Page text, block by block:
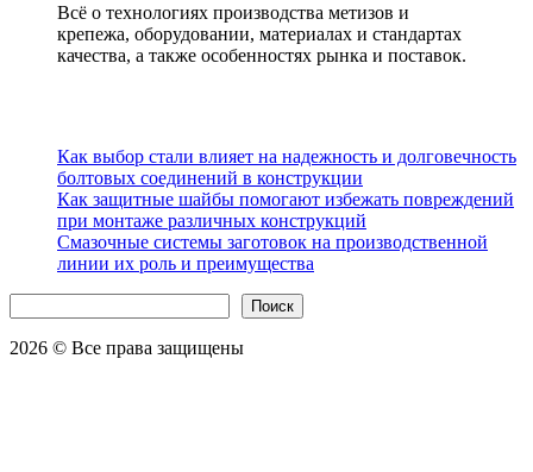
Всё о технологиях производства метизов и
крепежа, оборудовании, материалах и стандартах
качества, а также особенностях рынка и поставок.
Как выбор стали влияет на надежность и долговечность
болтовых соединений в конструкции
Как защитные шайбы помогают избежать повреждений
при монтаже различных конструкций
Смазочные системы заготовок на производственной
линии их роль и преимущества
Поиск
2026 © Все права защищены